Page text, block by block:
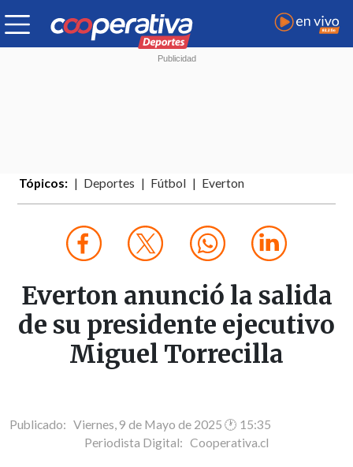
Tópicos: Deportes Fútbol Everton
Everton anunció la salida
de su presidente ejecutivo
Miguel Torrecilla
Publicado: Viernes, 9 de Mayo de 2025 🕐 15:35
Periodista Digital: Cooperativa.cl